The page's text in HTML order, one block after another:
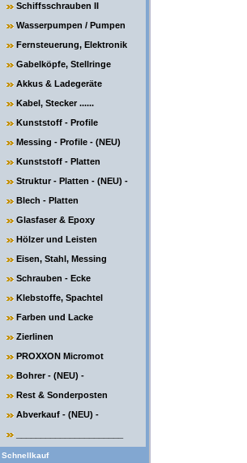
Schiffsschrauben II
Wasserpumpen / Pumpen
Fernsteuerung, Elektronik
Gabelköpfe, Stellringe
Akkus & Ladegeräte
Kabel, Stecker ......
Kunststoff - Profile
Messing - Profile - (NEU)
Kunststoff - Platten
Struktur - Platten - (NEU) -
Blech - Platten
Glasfaser & Epoxy
Hölzer und Leisten
Eisen, Stahl, Messing
Schrauben - Ecke
Klebstoffe, Spachtel
Farben und Lacke
Zierlinen
PROXXON Micromot
Bohrer - (NEU) -
Rest & Sonderposten
Abverkauf - (NEU) -
Schnellkauf